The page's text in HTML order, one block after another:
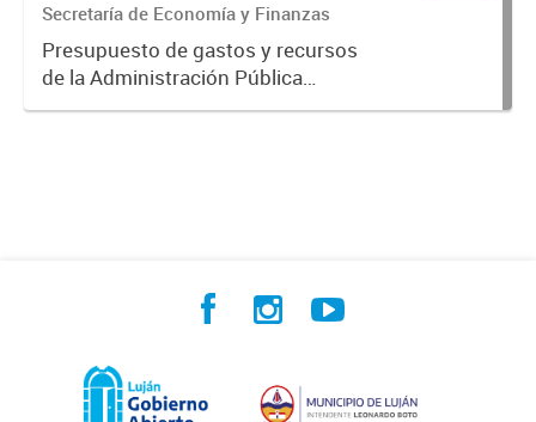
Secretaría de Economía y Finanzas
Presupuesto de gastos y recursos
de la Administración Pública
Municipal para el ejercicio 2023.